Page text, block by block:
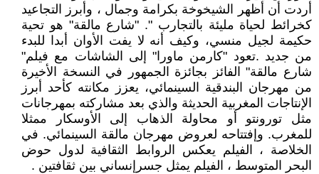
أردت أن أظهر الشيخوخة بكرامة وجمال ، وأبرز التجاعيد
كخرائط لحياة مليئة بالتجارب ".‏ "شارع مالقة" هو تحية
حكيمة لجيل منسي، وكيف أنه لا يفت الأوان أبدا للبدء
من جديد .تعود "كارمن ماورا" إلى الشاشات مع فيلم"
شارع مالقة" الفائز بجائزة الجمهور في النسخة الأخيرة
من مهرجان البندقية السينمائي، يعزز مكانته كأحد أبرز
الإنتاجات المغربية الحديثة والذي بعد مشاركته بمهرجانات
مثل تورونتو أو محاولة الذهاب إلى الأوسكار ممثلا
للمغرب. وإفتتاحه لعروض مهرجان مالقة السينمائي. في
الخلاصة ، الفيلم يعكس الروابط الثقافية لدول حوض
البحر المتوسط ، الفيلم يمثل جسرإنساني بين ثقافتين .